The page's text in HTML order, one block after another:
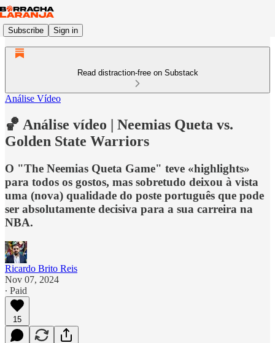
Subscribe Sign in
Read distraction-free on Substack
Análise Vídeo
🏀 Análise vídeo | Neemias Queta vs.
Golden State Warriors
O "The Neemias Queta Game" teve «highlights»
para todos os gostos, mas sobretudo deixou à vista
uma (nova) qualidade do poste português que pode
ser absolutamente decisiva para a sua carreira na
NBA.
Ricardo Brito Reis
Nov 07, 2024
∙ Paid
15